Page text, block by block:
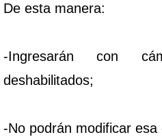
De esta manera:
-Ingresarán con
deshabilitados;
-No podrán modificar esa